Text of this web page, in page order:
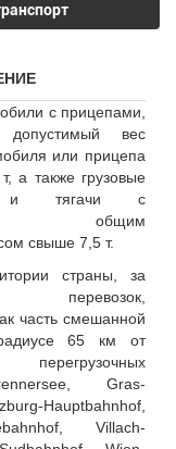
с прицепами,
вес
или прицепа
а также грузовые
и тягачи с
общим
свыше 7,5 т.
страны, за
перевозок,
часть смешанной
65 км от
Gras-
Hauptbahnhof,
Villach-